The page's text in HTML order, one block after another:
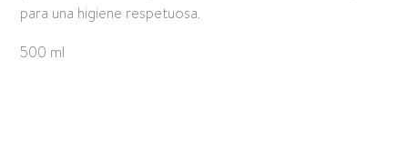
para una higiene respetuosa.
500 ml